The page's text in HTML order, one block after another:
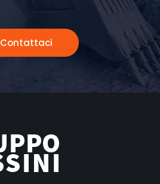
Contattaci